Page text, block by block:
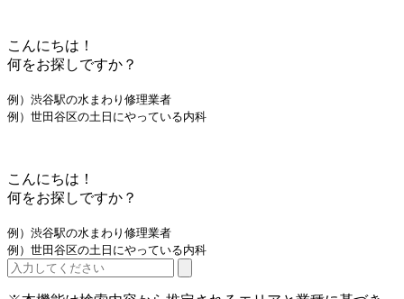
こんにちは！
何をお探しですか？
例）渋谷駅の水まわり修理業者
例）世田谷区の土日にやっている内科
こんにちは！
何をお探しですか？
例）渋谷駅の水まわり修理業者
例）世田谷区の土日にやっている内科